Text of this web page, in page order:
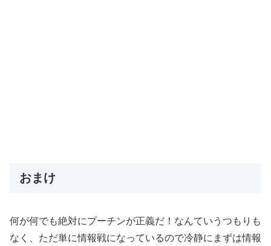
おまけ
何が何でも絶対にプーチンが正義だ！なんていうつもりも
なく、ただ単に情報戦になっているので冷静にまずは情報